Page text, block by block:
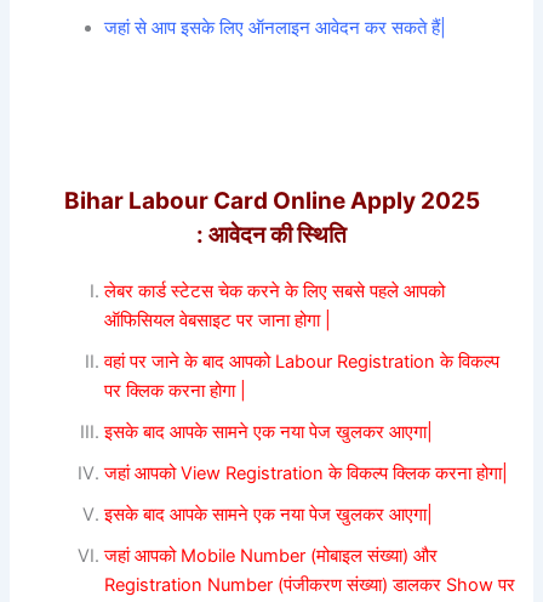
जहां से आप इसके लिए ऑनलाइन आवेदन कर सकते हैं|
Bihar Labour Card Online Apply 2025
: आवेदन की स्थिति
लेबर कार्ड स्टेटस चेक करने के लिए सबसे पहले आपको
ऑफिसियल वेबसाइट पर जाना होगा |
वहां पर जाने के बाद आपको Labour Registration के विकल्प
पर क्लिक करना होगा |
इसके बाद आपके सामने एक नया पेज खुलकर आएगा|
जहां आपको View Registration के विकल्प क्लिक करना होगा|
इसके बाद आपके सामने एक नया पेज खुलकर आएगा|
जहां आपको Mobile Number (मोबाइल संख्या) और
Registration Number (पंजीकरण संख्या) डालकर Show पर